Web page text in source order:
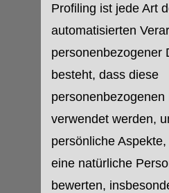
Profiling ist jede Art
automatisierten
personenbezogener
besteht, dass diese
personenbezogenen
verwendet werden,
persönliche
eine natürliche
bewerten,